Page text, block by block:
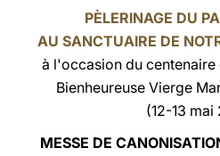
PÈLERINAGE DU
AU SANCTUAIRE DE
à l'occasion du
Bienheureuse Vierge
(12-13 mai
MESSE DE